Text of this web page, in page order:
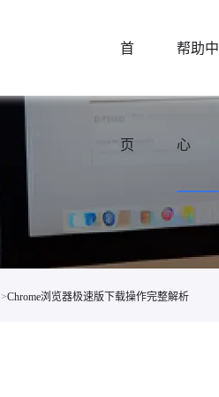
首
页
帮助中
心
>Chrome浏览器极速版下载操作完整解析